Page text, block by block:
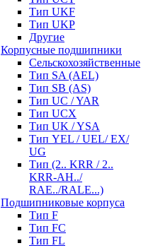
Тип UKF
Тип UKP
Другие
Корпусные подшипники
Сельскохозяйственные
Тип SA (AEL)
Тип SB (AS)
Тип UC / YAR
Тип UCX
Тип UK / YSA
Тип YEL / UEL/ EX/
UG
Тип (2.. KRR / 2..
KRR-AH../
RAE../RALE...)
Подшипниковые корпуса
Тип F
Тип FC
Тип FL